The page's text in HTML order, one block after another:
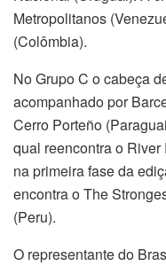
Metropolitanos
(Colômbia).
No Grupo C o cabeça
acompanhado por
Cerro Porteño
qual reencontra o
na primeira fase da
encontra o The
(Peru).
O representante do